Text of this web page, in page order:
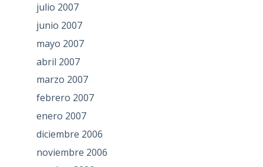
julio 2007
junio 2007
mayo 2007
abril 2007
marzo 2007
febrero 2007
enero 2007
diciembre 2006
noviembre 2006